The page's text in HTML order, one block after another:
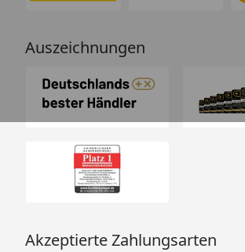
Auszeichnungen
Akzeptierte Zahlungsarten